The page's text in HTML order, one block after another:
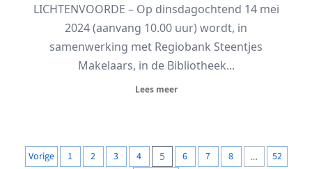
LICHTENVOORDE – Op dinsdagochtend 14 mei
2024 (aanvang 10.00 uur) wordt, in
samenwerking met Regiobank Steentjes
Makelaars, in de Bibliotheek...
Lees meer
Berichten
Vorige 1 2 3 4 5 6 7 8 …
52